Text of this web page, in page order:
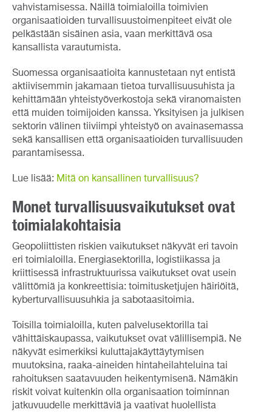
vahvistamisessa. Näillä toimialoilla toimivien
organisaatioiden turvallisuustoimenpiteet eivät ole
pelkästään sisäinen asia, vaan merkittävä osa
kansallista varautumista.
Suomessa organisaatioita kannustetaan nyt entistä
aktiivisemmin jakamaan tietoa turvallisuusuhista ja
kehittämään yhteistyöverkostoja sekä viranomaisten
että muiden toimijoiden kanssa. Yksityisen ja julkisen
sektorin välinen tiiviimpi yhteistyö on avainasemassa
sekä kansallisen että organisaatioiden turvallisuuden
parantamisessa.
Lue lisää: Mitä on kansallinen turvallisuus?
Monet turvallisuusvaikutukset ovat
toimialakohtaisia
Geopoliittisten riskien vaikutukset näkyvät eri tavoin
eri toimialoilla. Energiasektorilla, logistiikassa ja
kriittisessä infrastruktuurissa vaikutukset ovat usein
välittömiä ja konkreettisia: toimitusketjujen häiriöitä,
kyberturvallisuusuhkia ja sabotaasitoimia.
Toisilla toimialoilla, kuten palvelusektorilla tai
vähittäiskaupassa, vaikutukset ovat välillisempiä. Ne
näkyvät esimerkiksi kuluttajakäyttäytymisen
muutoksina, raaka-aineiden hintaheilahteluina tai
rahoituksen saatavuuden heikentymisenä. Nämäkin
riskit voivat kuitenkin olla organisaation toiminnan
jatkuvuudelle merkittäviä ja vaativat huolellista